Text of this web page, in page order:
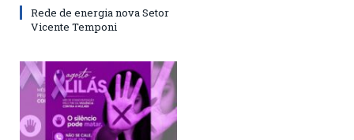
Rede de energia nova Setor
Vicente Temponi